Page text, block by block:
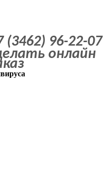
(3462) 96-22-07
онлайн